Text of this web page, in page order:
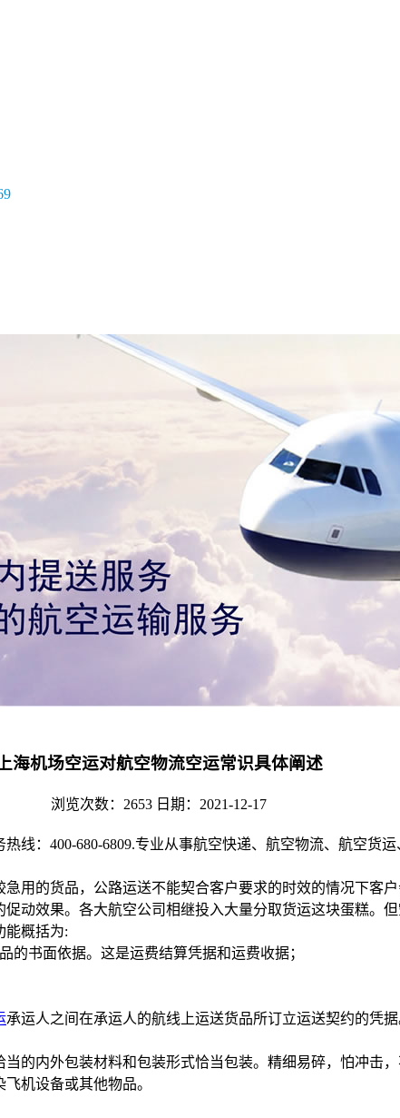
海机场空运对航空物流空运常识具体阐述
浏览次数：2653 日期：2021-12-17
线：400-680-6809.专业从事航空快递、航空物流、航空货
用的货品，公路运送不能契合客户要求的时效的情况下客
动效果。各大航空公司相继投入大量分取货运这块蛋糕。但
能概括为:
的书面依据。这是运费结算凭据和运费收据；
承运人之间在承运人的航线上运送货品所订立运送契约的凭
的内外包装材料和包装形式恰当包装。精细易碎，怕冲击
机设备或其他物品。